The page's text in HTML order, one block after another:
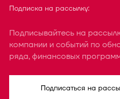
Подписка на рассылку:
Подписывайтесь на
компании и событий по
ряда, финансовых
Подписаться на